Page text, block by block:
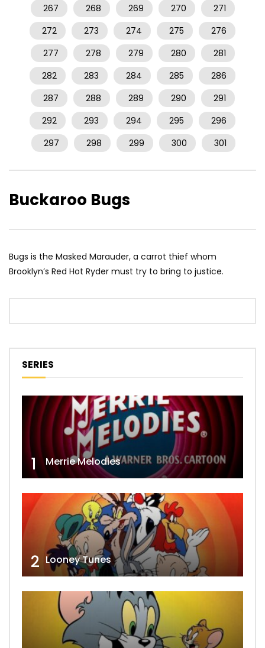
267 268 269 270
271
272
273 274 275
276
277
278 279 280
281
282
283 284 285
286
287
288 289 290
291
292
293 294 295
296
297
298 299 300 301
Buckaroo Bugs
Bugs is the Masked Marauder, a carrot thief whom
Brooklyn’s Red Hot Ryder must try to bring to justice.
SERIES
1 Merrie Melodies
2 Looney Tunes